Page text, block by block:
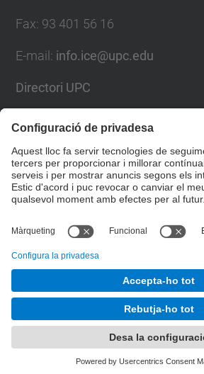
Fax: 93 401 56 16
E-mail: info.ice@upc.edu
Directori UPC
Formulari de contacte
Llista Xarxes Socials
© UPCInstitut de Ciències de l'Educació
Desenvolupat amb
Mapa del lloc
Avís legal
Configuració